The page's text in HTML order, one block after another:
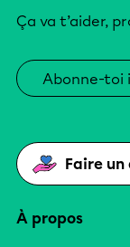
Ça va t’aider,
Abonne-toi
Faire un
À propos